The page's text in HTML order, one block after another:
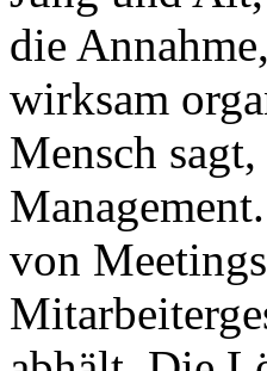
die
wirksam
Mensch
von